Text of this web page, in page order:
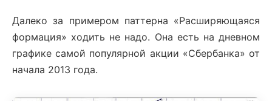
Далеко за примером паттерна «Расширяющаяся
формация» ходить не надо. Она есть на дневном
графике самой популярной акции «Сбербанка» от
начала 2013 года.